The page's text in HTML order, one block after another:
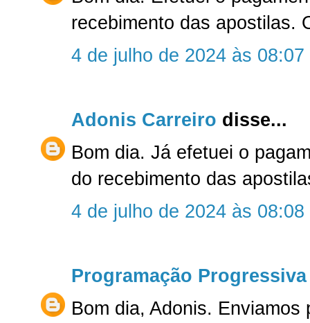
recebimento das apostilas.
4 de julho de 2024 às 08:07
Adonis Carreiro disse...
Bom dia. Já efetuei o
do recebimento das
4 de julho de 2024 às 08:08
Programação Progressiva
Bom dia, Adonis. Enviamos